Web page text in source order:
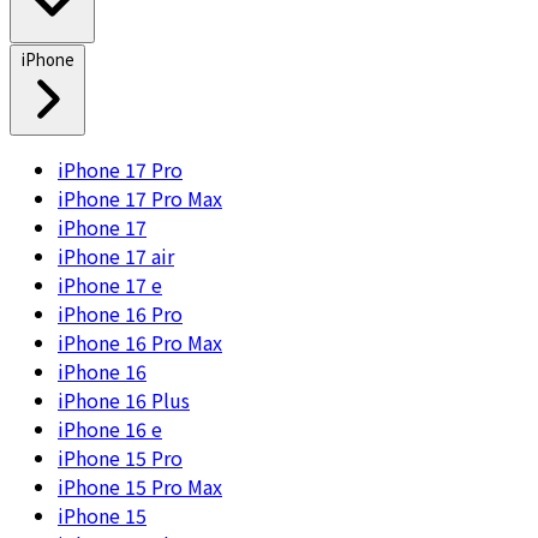
iPhone
iPhone 17 Pro
iPhone 17 Pro Max
iPhone 17
iPhone 17 air
iPhone 17 e
iPhone 16 Pro
iPhone 16 Pro Max
iPhone 16
iPhone 16 Plus
iPhone 16 e
iPhone 15 Pro
iPhone 15 Pro Max
iPhone 15